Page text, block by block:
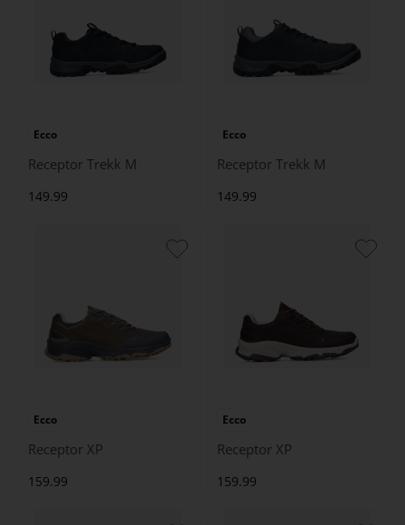
Ecco
Receptor Trekk M
149.99
Ecco
Receptor Trekk M
149.99
Ecco
Receptor XP
159.99
Ecco
Receptor XP
159.99